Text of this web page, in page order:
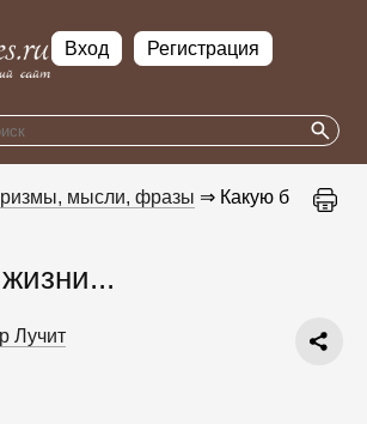
Вход Регистрация
мысли, фразы ⇒ Какую б
жизни...
Лучит